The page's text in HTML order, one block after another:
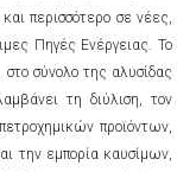
περισσότερο σε νέες,
Πηγές Ενέργειας. Το
σύνολο της αλυσίδας
τη διύλιση, τον
προϊόντων,
την εμπορία καυσίμων,